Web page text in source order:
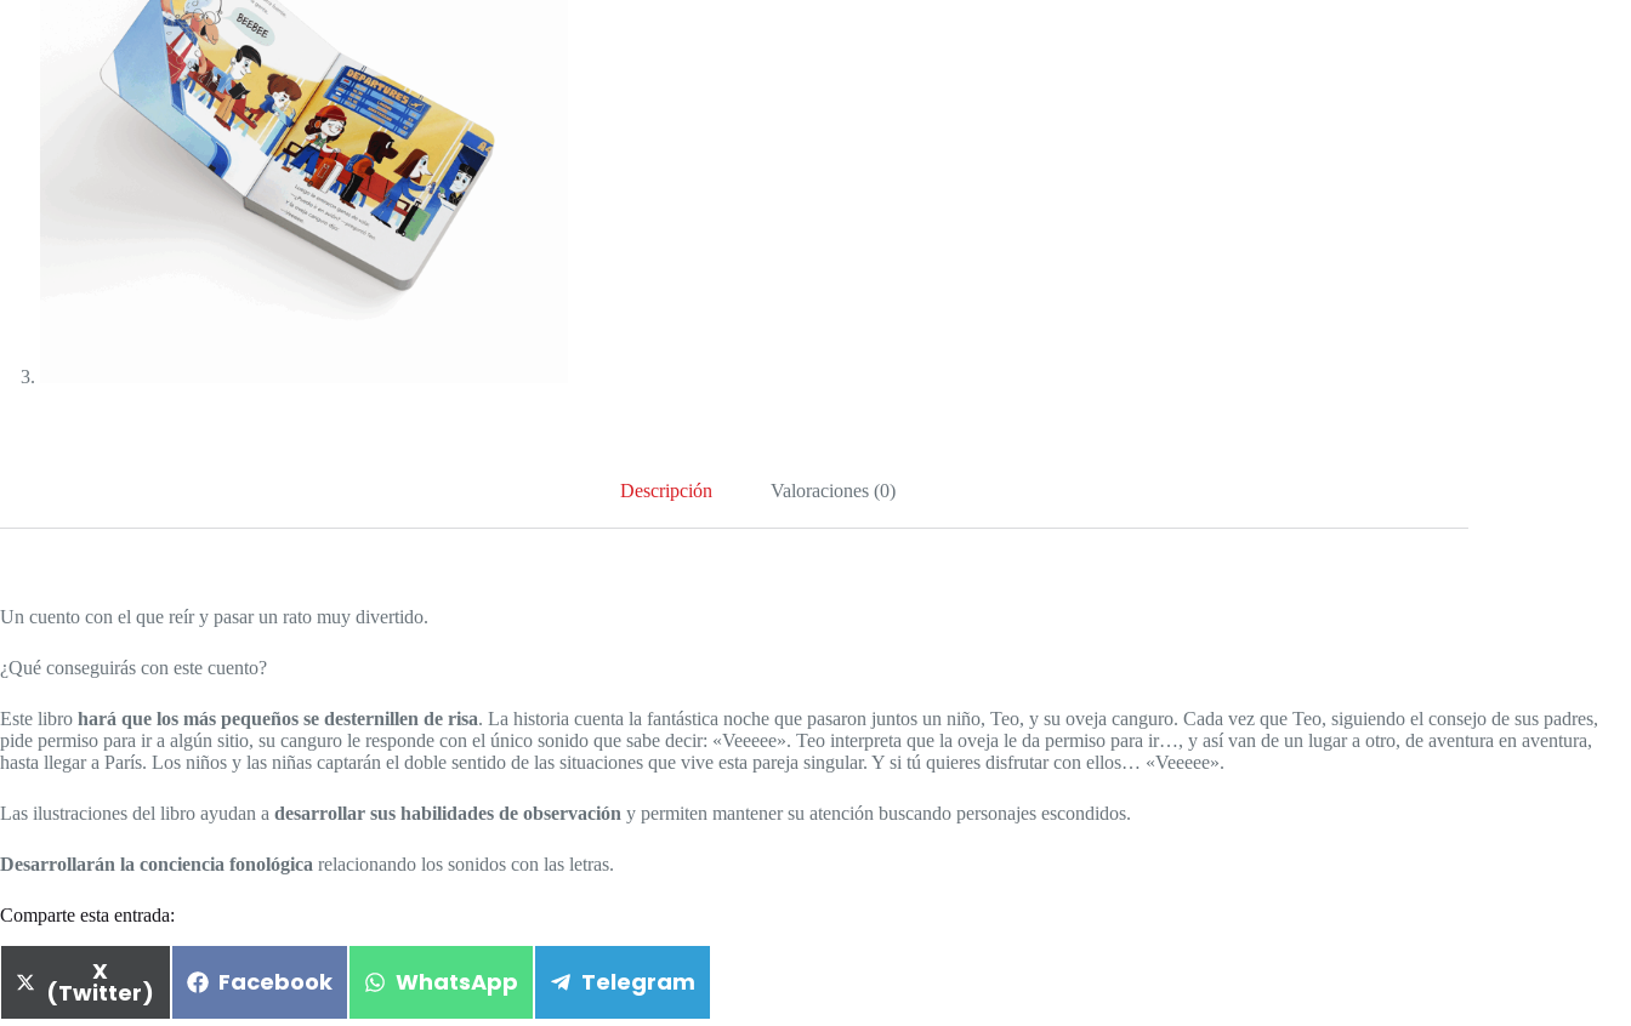
Descripción Valoraciones (0)
Un cuento con el que reír y pasar un rato muy divertido.
¿Qué conseguirás con este cuento?
Este libro hará que los más pequeños se desternillen de risa. La historia cuenta la fantástica noche que pasaron juntos un niño, Teo, y su oveja canguro. Cada vez que Teo, siguiendo el consejo de sus padres,
pide permiso para ir a algún sitio, su canguro le responde con el único sonido que sabe decir: «Veeeee». Teo interpreta que la oveja le da permiso para ir…, y así van de un lugar a otro, de aventura en aventura,
hasta llegar a París. Los niños y las niñas captarán el doble sentido de las situaciones que vive esta pareja singular. Y si tú quieres disfrutar con ellos… «Veeeee».
Las ilustraciones del libro ayudan a desarrollar sus habilidades de observación y permiten mantener su atención buscando personajes escondidos.
Desarrollarán la conciencia fonológica relacionando los sonidos con las letras.
Comparte esta entrada:
X
(Twitter) Facebook WhatsApp Telegram